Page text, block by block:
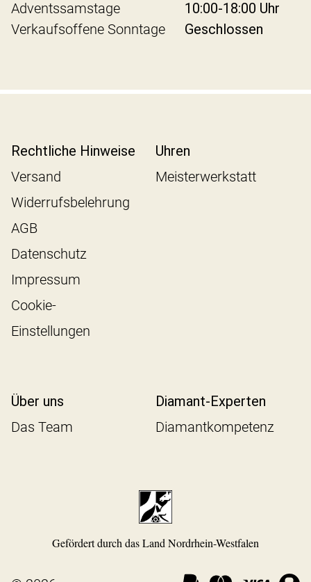
Adventssamstage
10:00-18:00 Uhr
Verkaufsoffene Sonntage
Geschlossen
Rechtliche Hinweise
Versand
Widerrufsbelehrung
AGB
Datenschutz
Impressum
Cookie-
Einstellungen
Uhren
Meisterwerkstatt
Über uns
Das Team
Diamant-Experten
Diamantkompetenz
Gefördert durch das Land Nordrhein-Westfalen